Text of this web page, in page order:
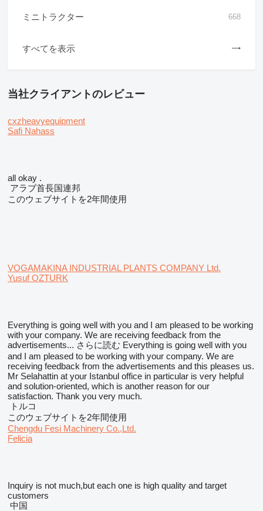
ミニトラクター 668
すべてを表示
当社クライアントのレビュー
cxzheavyequipment
Safi Nahass
all okay .
アラブ首長国連邦
このウェブサイトを2年間使用
VOGAMAKINA INDUSTRIAL PLANTS COMPANY Ltd.
Yusuf OZTURK
Everything is going well with you and I am pleased to be working
with your company. We are receiving feedback from the
advertisements... さらに読む Everything is going well with you
and I am pleased to be working with your company. We are
receiving feedback from the advertisements and this pleases us.
Mr Selahattin at your Istanbul office in particular is very helpful
and solution-oriented, which is another reason for our
satisfaction. Thank you very much.
トルコ
このウェブサイトを2年間使用
Chengdu Fesi Machinery Co.,Ltd.
Felicia
Inquiry is not much,but each one is high quality and target
customers
中国